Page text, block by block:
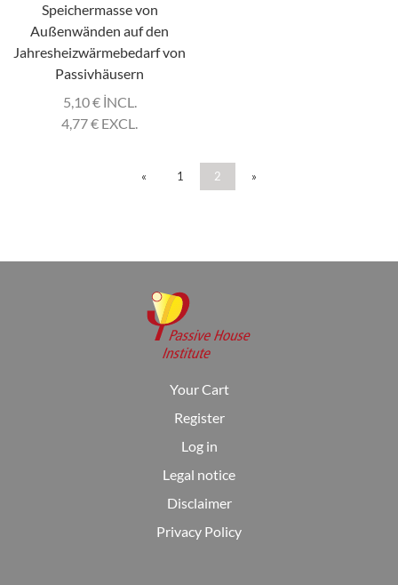
Speichermasse von
Außenwänden auf den
Jahresheizwärmebedarf von
Passivhäusern
5,10€INCL.
4,77€ EXCL.
« 1 2 »
Your Cart
Register
Log in
Legal notice
Disclaimer
Privacy Policy